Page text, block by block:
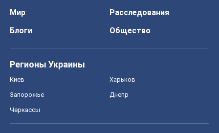
Мир
Расследования
Блоги
Общество
Регионы Украины
Киев Харьков
Запорожье Днепр
Черкассы